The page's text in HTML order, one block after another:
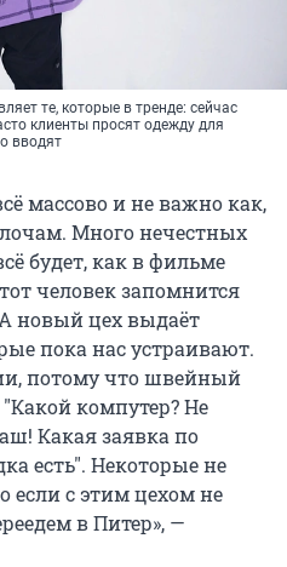
те, которые в тренде: сейчас
клиенты просят одежду для
вводят
массово и не важно как,
Много нечестных
будет, как в фильме
человек запомнится
А новый цех выдаёт
пока нас устраивают.
потому что швейный
"Какой компутер? Не
Какая заявка по
есть". Некоторые не
если с этим цехом не
в Питер», —